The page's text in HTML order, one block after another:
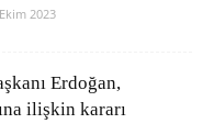
2023
Erdoğan,
ilişkin kararı